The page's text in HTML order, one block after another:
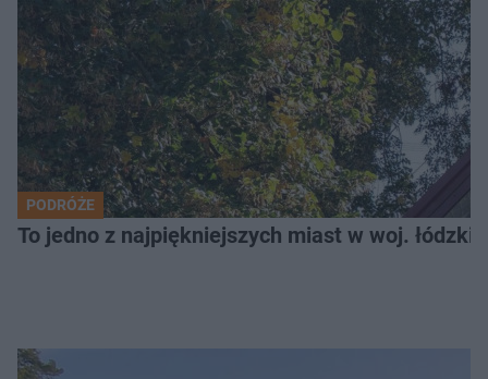
PODRÓŻE
To jedno z najpiękniejszych miast w woj.